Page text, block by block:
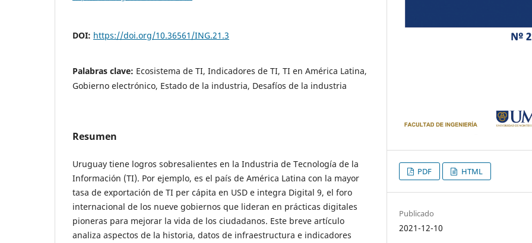
DOI: https://doi.org/10.36561/ING.21.3
Palabras clave: Ecosistema de TI, Indicadores de TI, TI en América Latina,
Gobierno electrónico, Estado de la industria, Desafíos de la industria
Resumen
Uruguay tiene logros sobresalientes en la Industria de Tecnología de la
Información (TI). Por ejemplo, es el país de América Latina con la mayor
tasa de exportación de TI per cápita en USD e integra Digital 9, el foro
internacional de los nueve gobiernos que lideran en prácticas digitales
pioneras para mejorar la vida de los ciudadanos. Este breve artículo
analiza aspectos de la historia, datos de infraestructura e indicadores
PDF HTML
Publicado
2021-12-10